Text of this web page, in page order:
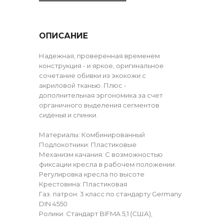
ОПИСАНИЕ
Надежная, проверенная временем
конструкция - и яркое, оригинальное
сочетание обивки из экокожи с
акриловой тканью. Плюс -
дополнительная эргономика за счет
органичного выделения сегментов
сиденья и спинки.
Материалы: Комбинированный
Подлокотники: Пластиковые
Механизм качания: С возможностью
фиксации кресла в рабочем положении.
Регулировка кресла по высоте
Крестовина: Пластиковая
Газ. патрон: 3 класс по стандарту Germany
DIN 4550
Ролики: Стандарт BIFMA 5,1 (США),